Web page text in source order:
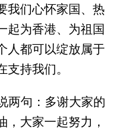
我们心怀家国、热
起为香港、为祖国
人都可以绽放属于
持我们。
两句：多谢大家的
，大家一起努力，